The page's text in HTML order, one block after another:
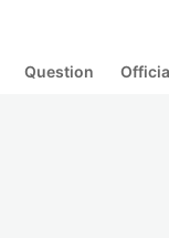
Question